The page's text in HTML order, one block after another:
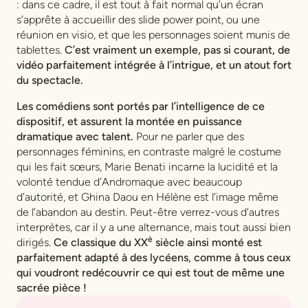
: dans ce cadre, il est tout à fait normal qu’un écran
s’apprête à accueillir des slide power point, ou une
réunion en visio, et que les personnages soient munis de
tablettes. C’est vraiment un exemple, pas si courant, de
vidéo parfaitement intégrée à l’intrigue, et un atout fort
du spectacle.
Les comédiens sont portés par l’intelligence de ce
dispositif, et assurent la montée en puissance
dramatique avec talent. Pour ne parler que des
personnages féminins, en contraste malgré le costume
qui les fait sœurs, Marie Benati incarne la lucidité et la
volonté tendue d’Andromaque avec beaucoup
d’autorité, et Ghina Daou en Hélène est l’image même
de l’abandon au destin. Peut-être verrez-vous d’autres
interprètes, car il y a une alternance, mais tout aussi bien
dirigés. Ce classique du XXè siècle ainsi monté est
parfaitement adapté à des lycéens, comme à tous ceux
qui voudront redécouvrir ce qui est tout de même une
sacrée pièce !